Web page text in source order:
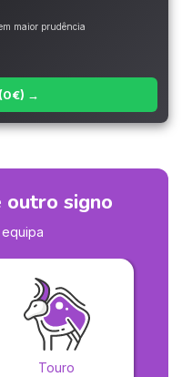
maior prudência
→
outro signo
Touro